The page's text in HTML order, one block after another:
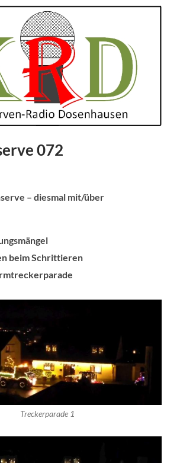
072
– diesmal mit/über
beim Schrittieren
Treckerparade 1